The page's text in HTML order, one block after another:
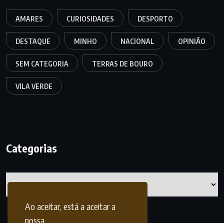
Ao aceitar, está a aceitar a
nossa
AMARES CURIOSIDADES DESPORTO
DESTAQUE MINHO NACIONAL OPINIÃO
SEM CATEGORIA TERRAS DE BOURO
VILA VERDE
Categorias